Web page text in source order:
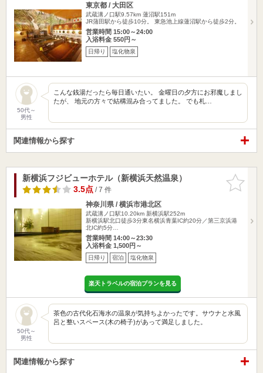
東京都 / 大田区
武蔵溝ノ口駅9.57km 蓮沼駅151m
JR蒲田駅から徒歩10分。 東急池上線蓮沼駅から徒歩2分。
営業時間 15:00～24:00
入浴料金 550円～
日帰り 塩化物泉
50代～
男性
こんな銭湯だったら毎日通いたい。 金曜日の夕方にお邪魔しまし
たが、 地元の方々で結構混み合ってました。 でも札…
関連情報から探す
お気に入
りに追加
新横浜フジビューホテル（新横浜天然温泉）
3.5点/ 7 件
神奈川県 / 横浜市港北区
武蔵溝ノ口駅10.20km 新横浜駅252m
新横浜駅北口徒歩3分東名横浜青葉IC約20分／第三京浜港
北IC約5分…
営業時間 14:00～23:30
入浴料金 1,500円～
日帰り 宿泊 塩化物泉
楽天トラベルの宿泊プランを見る
50代～
男性
茶色の古代化石海水の温泉が気持ちよかったです。サウナと水風
呂と整いスペース(木の椅子)があって満足しました。
関連情報から探す